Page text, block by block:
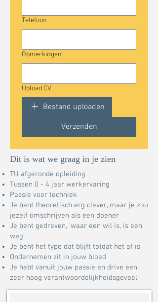
Telefoon
Opmerkingen
Upload CV
Bestand uploaden
Verzenden
Dit is wat we graag in je zien
TU afgeronde opleiding
Tussen 0 - 4 jaar werkervaring
Passie voor techniek
Je bent theoretisch erg clever, maar je zou
jezelf omschrijven als een doener
Je bent gedreven, 'waar een wil is, is een
weg'
Je bent het type dat blijft totdat het af is
Ondernemen zit in jouw bloed
Je hebt vanuit jouw passie en drive een
zeer hoog verantwoordelijkheidsgevoel